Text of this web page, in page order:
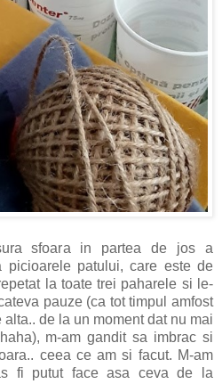
sfoara in partea de jos a
picioarele patului, care este de
la toate trei paharele si le-
pauze (ca tot timpul amfost
de la un moment dat nu mai
m-am gandit sa imbrac si
ceea ce am si facut. M-am
fi putut face asa ceva de la